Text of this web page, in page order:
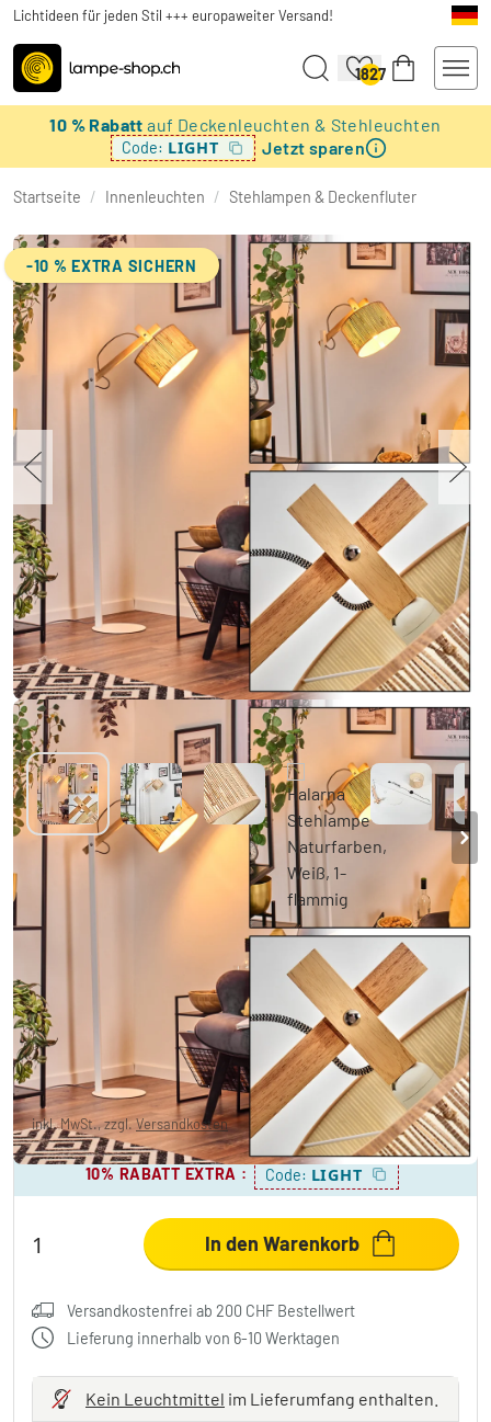
Lichtideen für jeden Stil +++ europaweiter Versand!
1827
10 % Rabattauf Deckenleuchten & Stehleuchten
Code: LIGHT Jetzt sparen
Startseite / Innenleuchten / Stehlampen & Deckenfluter
-10 % EXTRA SICHERN
Halarna Stehlampe Naturfarben, Weiß, 1-
flammig
-47% CHF 62.95
Sie sparenCHF 58.00 UVP:CHF 120.95
inkl. MwSt., zzgl.Versandkosten
10% RABATT EXTRA : Code: LIGHT
In den Warenkorb
Versandkostenfrei ab 200 CHF Bestellwert
Lieferung innerhalb von 6-10 Werktagen
Kein Leuchtmittel im Lieferumfang enthalten.